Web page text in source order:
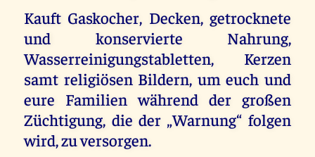
Kauft Gaskocher, Decken, getrocknete
und konservierte Nahrung,
Wasserreinigungstabletten, Kerzen
samt religiösen Bildern, um euch und
eure Familien während der großen
Züchtigung, die der „Warnung“ folgen
wird, zu versorgen.